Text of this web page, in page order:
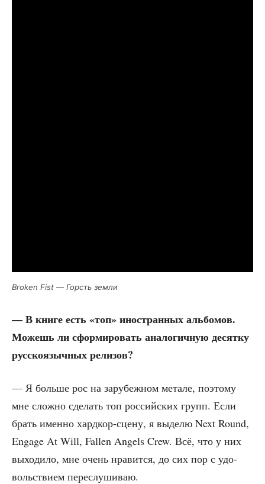
Broken Fist — Горсть земли
— В кни­ге есть «топ» ино­стран­ных аль­бо­мов.
Можешь ли сфор­ми­ро­вать ана­ло­гич­ную десят­ку
рус­ско­языч­ных релизов?
— Я боль­ше рос на зару­беж­ном мета­ле, поэто­му
мне слож­но сде­лать топ рос­сий­ских групп. Если
брать имен­но хард­кор-сце­ну, я выде­лю Next Round,
Engage At Will, Fallen Angels Crew. Всё, что у них
выхо­ди­ло, мне очень нра­вит­ся, до сих пор с удо­
воль­стви­ем переслушиваю.